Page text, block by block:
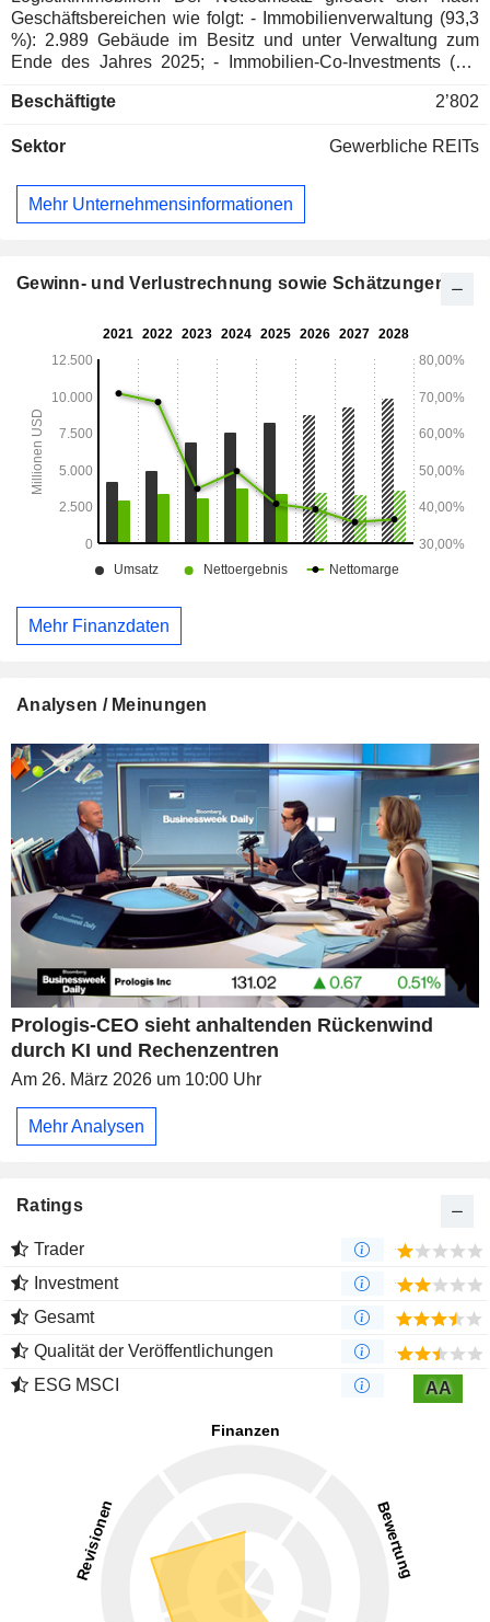
Geschäftsbereichen wie folgt: - Immobilienverwaltung (93,3
%): 2.989 Gebäude im Besitz und unter Verwaltung zum
Ende des Jahres 2025; - Immobilien-Co-Investments (6,7
Vereinigte Staaten (91 %), Amerika (3,2 %), Europa (4 %)
Beschäftigte 2’802
Sektor Gewerbliche REITs
Mehr Unternehmensinformationen
Gewinn- und Verlustrechnung sowie Schätzungen
Mehr Finanzdaten
Analysen / Meinungen
Prologis-CEO sieht anhaltenden Rückenwind
durch KI und Rechenzentren
Am 26. März 2026 um 10:00 Uhr
Mehr Analysen
Ratings
Trader
Investment
Gesamt
Qualität der Veröffentlichungen
ESG MSCI
AA